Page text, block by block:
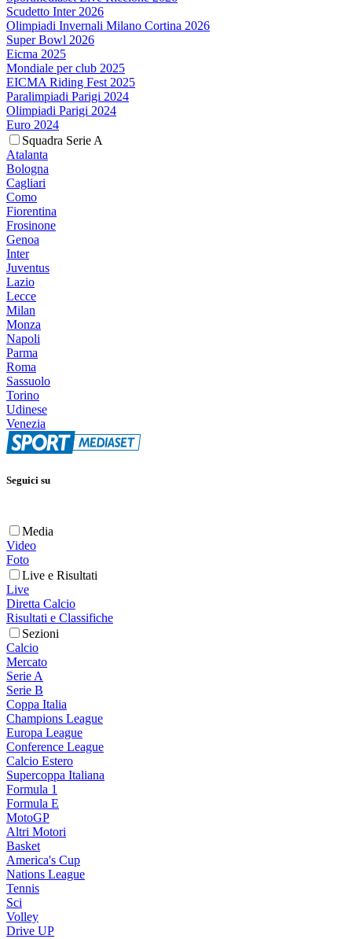
Scudetto Inter 2026
Olimpiadi Invernali Milano Cortina 2026
Super Bowl 2026
Eicma 2025
Mondiale per club 2025
EICMA Riding Fest 2025
Paralimpiadi Parigi 2024
Olimpiadi Parigi 2024
Euro 2024
Squadra Serie A
Atalanta
Bologna
Cagliari
Como
Fiorentina
Frosinone
Genoa
Inter
Juventus
Lazio
Lecce
Milan
Monza
Napoli
Parma
Roma
Sassuolo
Torino
Udinese
Venezia
Seguici su
Media
Video
Foto
Live e Risultati
Live
Diretta Calcio
Risultati e Classifiche
Sezioni
Calcio
Mercato
Serie A
Serie B
Coppa Italia
Champions League
Europa League
Conference League
Calcio Estero
Supercoppa Italiana
Formula 1
Formula E
MotoGP
Altri Motori
Basket
America's Cup
Nations League
Tennis
Sci
Volley
Drive UP